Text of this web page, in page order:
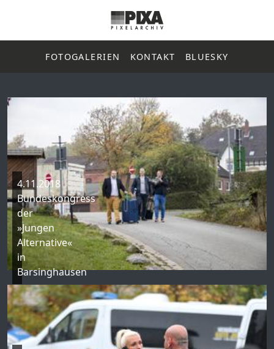
FOTOGALERIEN KONTAKT BLUESKY
4.11.2018
Bundeskongress
der
»Jungen
Alternative«
in
Barsinghausen